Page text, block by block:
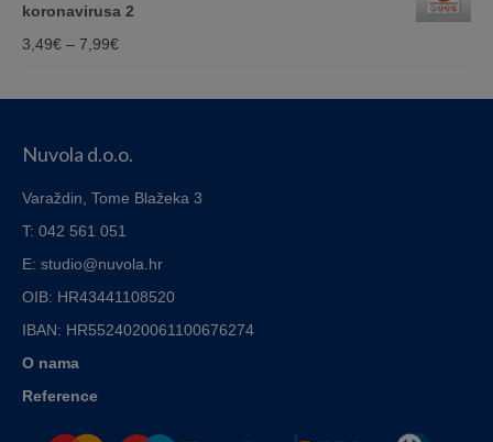
koronavirusa 2
3,49€ – 7,99€Price
Nuvola d.o.o.
Varaždin, Tome Blažeka 3
T: 042 561 051
E: studio@nuvola.hr
OIB: HR43441108520
IBAN: HR5524020061100676274
O nama
Reference